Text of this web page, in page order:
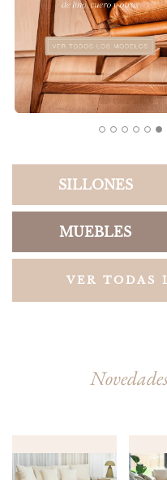
SILLONES
MUEBLES
VER TODAS